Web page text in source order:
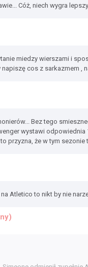
Cóż, niech wygra
miedzy wierszami i
cos z sarkazmem ,
Bez tego
wystawi odpowiednia
przyzna, że w tym sezonie
Atletico to nikt by nie